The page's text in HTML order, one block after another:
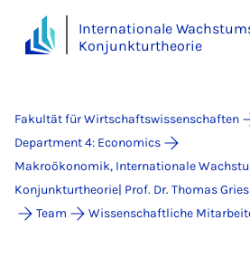
Internationale
Konjunkturtheorie
Fakultät für Wirtschaftswissenschaften
Department 4: Economics
Makroökonomik, Internationale
Konjunkturtheorie| Prof. Dr. Thomas Gries
Team
Wissenschaftliche